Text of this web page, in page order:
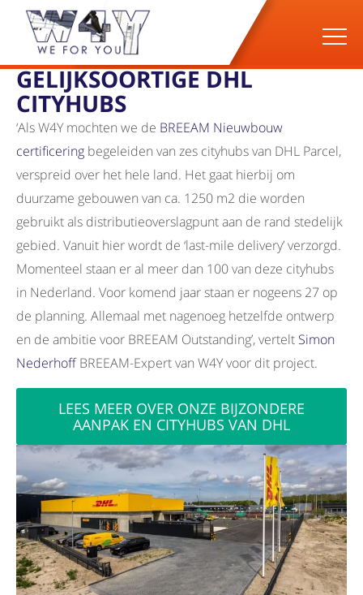
17-08-2023
BREEAM OUTSTANDING
CERTIFICERING 6
GELIJKSOORTIGE DHL
CITYHUBS
‘Als W4Y mochten we de BREEAM Nieuwbouw
certificering begeleiden van zes cityhubs van DHL Parcel,
verspreid over het hele land. Het gaat hierbij om
duurzame gebouwen van ca. 1250 m2 die worden
gebruikt als distributieoverslagpunt aan de rand stedelijk
gebied. Vanuit hier wordt de ‘last-mile delivery’ verzorgd.
Momenteel staan er al meer dan 100 van deze cityhubs
in Nederland. Voor komend jaar staan er nogeens 27 op
de planning. Allemaal met nagenoeg hetzelfde ontwerp
en de ambitie voor BREEAM Outstanding’, vertelt Simon
NederhoffBREEAM-Expert van W4Y voor dit project.
LEES MEER OVER ONZE BIJZONDERE
AANPAK EN CITYHUBS VAN DHL